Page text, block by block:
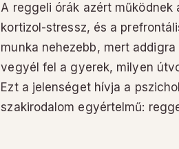
A reggeli órák azért
kortizol-stressz, és a
munka nehezebb, mert
vegyél fel a gyerek, milyen
Ezt a jelenséget hívja a
szakirodalom egyértelmű: